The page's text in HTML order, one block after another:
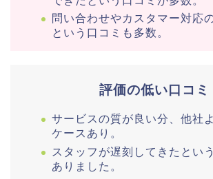
問い合わせやカスタマー対応
という口コミも多数。
評価の低い口コミ
サービスの質が良い分、他社
ケースあり。
スタッフが遅刻してきたとい
ありました。